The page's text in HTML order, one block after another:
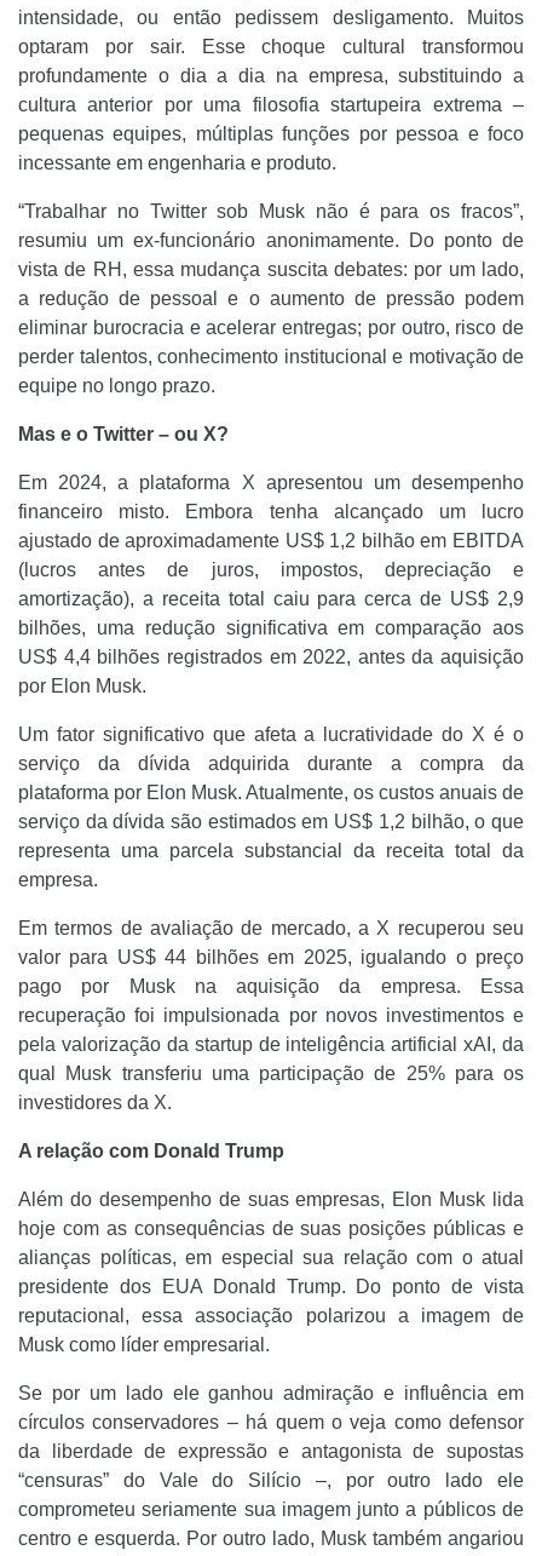
intensidade, ou então pedissem desligamento. Muitos
optaram por sair. Esse choque cultural transformou
profundamente o dia a dia na empresa, substituindo a
cultura anterior por uma filosofia startupeira extrema –
pequenas equipes, múltiplas funções por pessoa e foco
incessante em engenharia e produto.
“Trabalhar no Twitter sob Musk não é para os fracos”,
resumiu um ex-funcionário anonimamente. Do ponto de
vista de RH, essa mudança suscita debates: por um lado,
a redução de pessoal e o aumento de pressão podem
eliminar burocracia e acelerar entregas; por outro, risco de
perder talentos, conhecimento institucional e motivação de
equipe no longo prazo.
Mas e o Twitter – ou X?
Em 2024, a plataforma X apresentou um desempenho
financeiro misto. Embora tenha alcançado um lucro
ajustado de aproximadamente US$ 1,2 bilhão em EBITDA
(lucros antes de juros, impostos, depreciação e
amortização), a receita total caiu para cerca de US$ 2,9
bilhões, uma redução significativa em comparação aos
US$ 4,4 bilhões registrados em 2022, antes da aquisição
por Elon Musk.
Um fator significativo que afeta a lucratividade do X é o
serviço da dívida adquirida durante a compra da
plataforma por Elon Musk. Atualmente, os custos anuais de
serviço da dívida são estimados em US$ 1,2 bilhão, o que
representa uma parcela substancial da receita total da
empresa.
Em termos de avaliação de mercado, a X recuperou seu
valor para US$ 44 bilhões em 2025, igualando o preço
pago por Musk na aquisição da empresa. Essa
recuperação foi impulsionada por novos investimentos e
pela valorização da startup de inteligência artificial xAI, da
qual Musk transferiu uma participação de 25% para os
investidores da X.
A relação com Donald Trump
Além do desempenho de suas empresas, Elon Musk lida
hoje com as consequências de suas posições públicas e
alianças políticas, em especial sua relação com o atual
presidente dos EUA Donald Trump. Do ponto de vista
reputacional, essa associação polarizou a imagem de
Musk como líder empresarial.
Se por um lado ele ganhou admiração e influência em
círculos conservadores – há quem o veja como defensor
da liberdade de expressão e antagonista de supostas
“censuras” do Vale do Silício –, por outro lado ele
comprometeu seriamente sua imagem junto a públicos de
centro e esquerda. Por outro lado, Musk também angariou